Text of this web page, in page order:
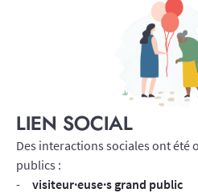
LIEN SOCIAL
Des interactions sociales ont été
publics :
visiteur·euse·s grand public